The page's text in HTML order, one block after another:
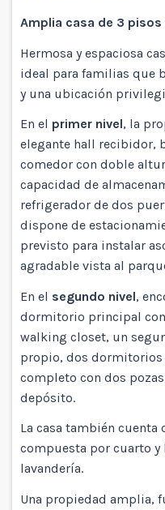
Amplia casa de 3 pisos
Hermosa y espaciosa
ideal para familias que
y una ubicación
En el primer nivel, la
elegante hall recibidor,
comedor con doble
capacidad de
refrigerador de dos
dispone de
previsto para instalar
agradable vista al
En el segundo nivel,
dormitorio principal
walking closet, un
propio, dos dormitorios
completo con dos
depósito.
La casa también cuenta
compuesta por cuarto y
lavandería.
Una propiedad amplia,